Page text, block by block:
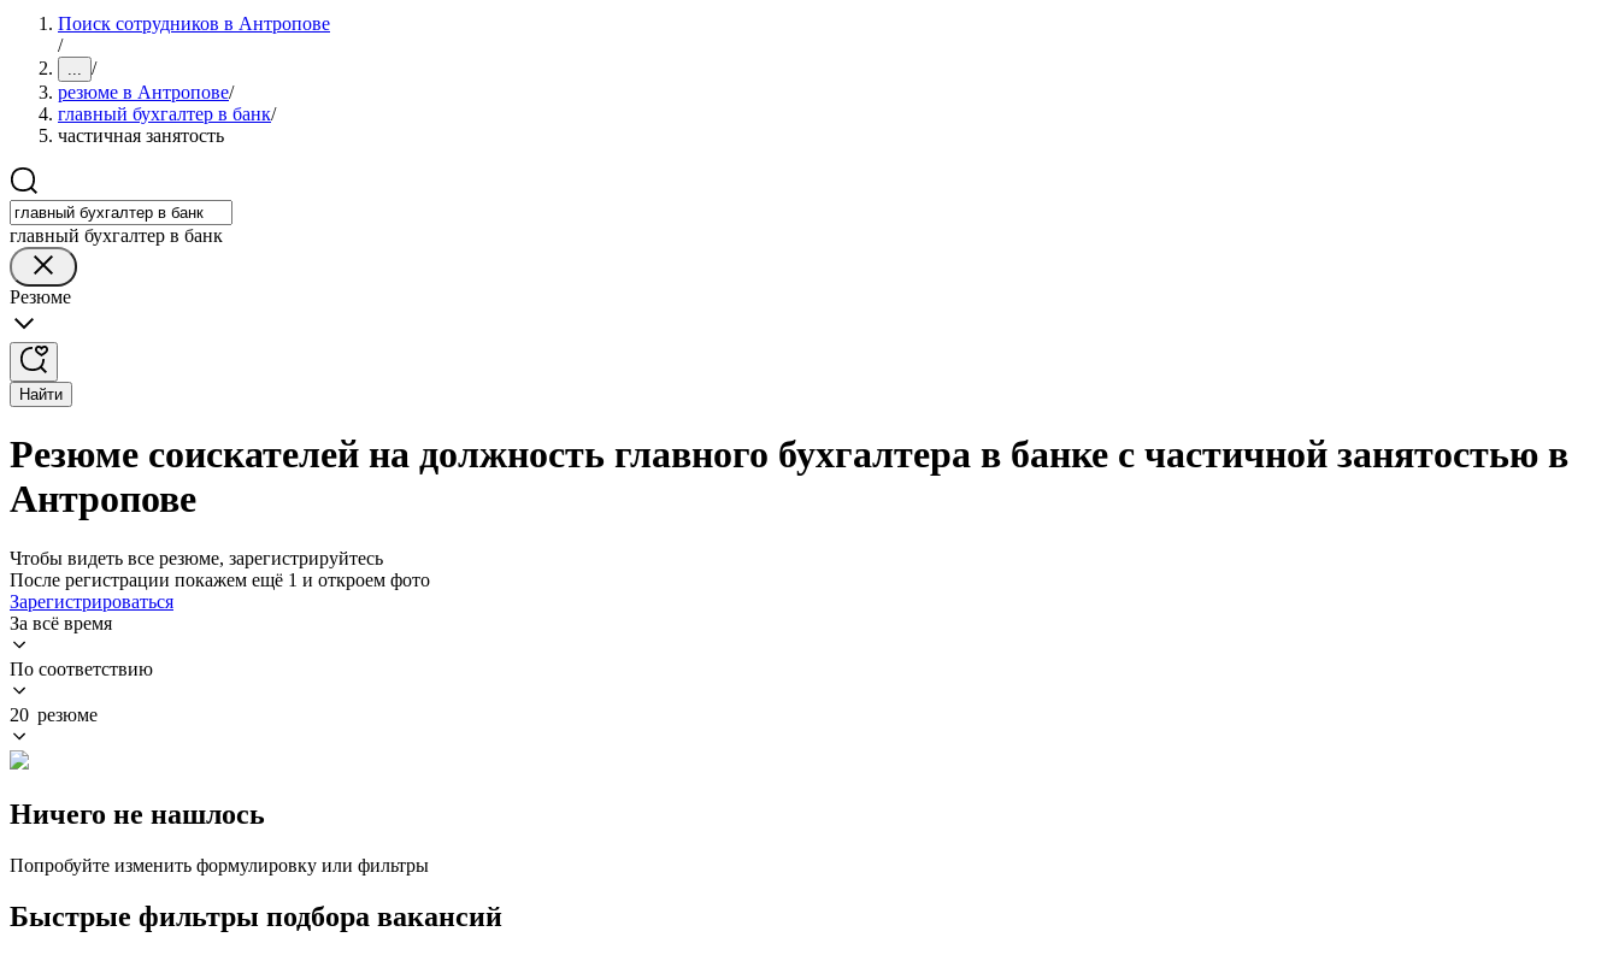
Поиск сотрудников в Антропове
/
... /
резюме в Антропове/
главный бухгалтер в банк/
частичная занятость
главный бухгалтер в банк
Резюме
Найти
Резюме соискателей на должность главного бухгалтера в банке с частичной занятостью в
Антропове
Чтобы видеть все резюме, зарегистрируйтесь
После регистрации покажем ещё 1 и откроем фото
Зарегистрироваться
За всё время
По соответствию
20 резюме
Ничего не нашлось
Попробуйте изменить формулировку или фильтры
Быстрые фильтры подбора вакансий